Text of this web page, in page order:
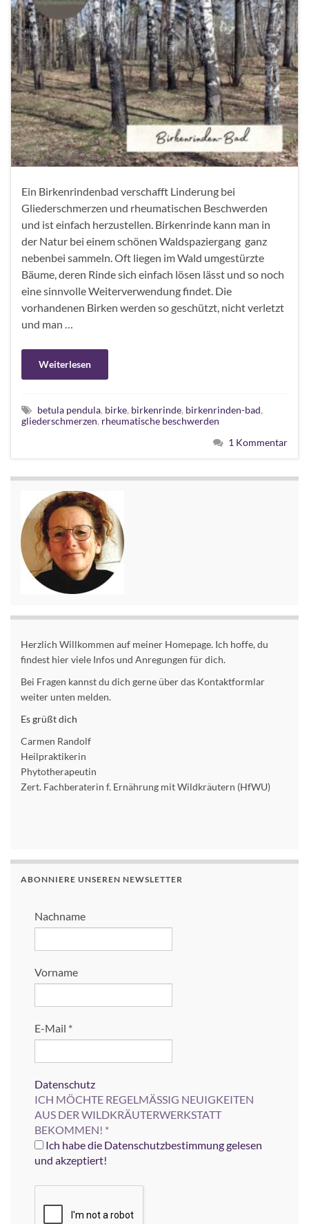
Ein Birkenrindenbad verschafft Linderung bei
Gliederschmerzen und rheumatischen Beschwerden
und ist einfach herzustellen. Birkenrinde kann man in
der Natur bei einem schönen Waldspaziergang ganz
nebenbei sammeln. Oft liegen im Wald umgestürzte
Bäume, deren Rinde sich einfach lösen lässt und so noch
eine sinnvolle Weiterverwendung findet. Die
vorhandenen Birken werden so geschützt, nicht verletzt
und man …
Weiterlesen
betula pendula, birke, birkenrinde, birkenrinden-bad,
gliederschmerzen, rheumatische beschwerden
1 Kommentar
Herzlich Willkommen auf meiner Homepage. Ich hoffe, du
findest hier viele Infos und Anregungen für dich.
Bei Fragen kannst du dich gerne über das Kontaktformlar
weiter unten melden.
Es grüßt dich
Carmen Randolf
Heilpraktikerin
Phytotherapeutin
Zert. Fachberaterin f. Ernährung mit Wildkräutern (HfWU)
ABONNIERE UNSEREN NEWSLETTER
Nachname
Vorname
E-Mail *
Datenschutz
ICH MÖCHTE REGELMÄSSIG NEUIGKEITEN
AUS DER WILDKRÄUTERWERKSTATT
BEKOMMEN! *
Ich habe die Datenschutzbestimmung gelesen
und akzeptiert!